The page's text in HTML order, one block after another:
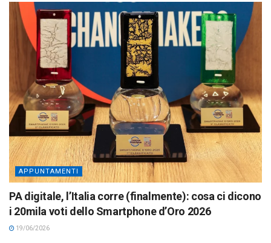
APPUNTAMENTI
PA digitale, l’Italia corre (finalmente): cosa ci dicono
i 20mila voti dello Smartphone d’Oro 2026
19/06/2026